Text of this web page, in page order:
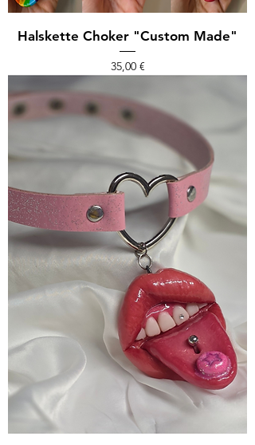
Halskette Choker "Custom Made"
Preis
35,00 €